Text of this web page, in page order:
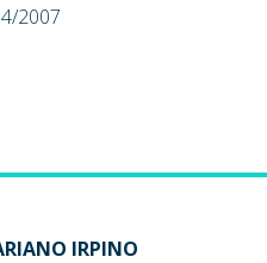
2007
IRPINO